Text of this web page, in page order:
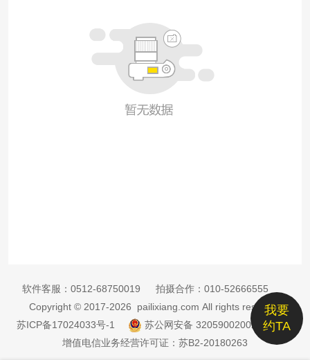
我要
约TA
软件客服： 0512-68750019 拍摄合作： 010-52666555
Copyright © 2017-2026 pailixiang.com All rights reserved
苏ICP备17024033号-1
苏公网安备 32059002002885号
增值电信业务经营许可证：苏B2-20180263